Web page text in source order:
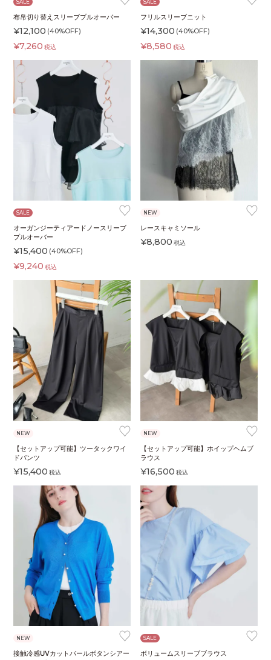
SALE
布帛切り替えスリーブプルオーバー
¥12,100 (40%OFF)
¥7,260 税込
SALE
フリルスリーブニット
¥14,300 (40%OFF)
¥8,580 税込
♥
SALE
オーガンジーティアードノースリーブ
プルオーバー
¥15,400 (40%OFF)
¥9,240 税込
♥
NEW
レースキャミソール
¥8,800 税込
♥
NEW
【セットアップ可能】ツータックワイ
ドパンツ
¥15,400 税込
♥
NEW
【セットアップ可能】ホイップヘムブ
ラウス
¥16,500 税込
♥
NEW
接触冷感UVカットパールボタンシアー
♥
SALE
ボリュームスリーブブラウス